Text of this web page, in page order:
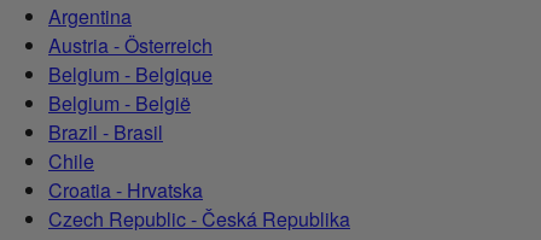
Argentina
Austria - Österreich
Belgium - Belgique
Belgium - België
Brazil - Brasil
Chile
Croatia - Hrvatska
Czech Republic - Česká Republika